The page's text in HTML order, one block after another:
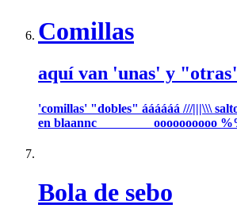
Comillas
aquí van 'unas' y
'comillas' "dobles" áááááá ///|||\\\
en blaannc oooooooooo
Bola de sebo